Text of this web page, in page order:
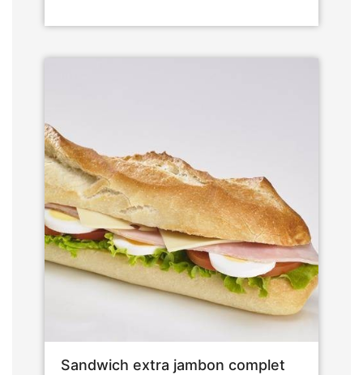
Sandwich extra jambon complet